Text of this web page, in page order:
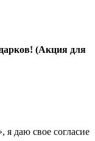
(Акция для
даю свое согласие